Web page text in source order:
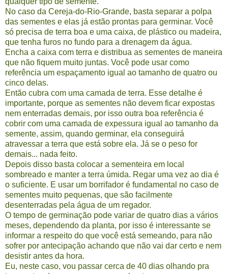
No caso da Cereja-do-Rio-Grande, basta separar a polpa
das sementes e elas já estão prontas para germinar. Você
só precisa de terra boa e uma caixa, de plástico ou madeira,
que tenha furos no fundo para a drenagem da água.
Encha a caixa com terra e distribua as sementes de maneira
que não fiquem muito juntas. Você pode usar como
referência um espaçamento igual ao tamanho de quatro ou
cinco delas.
Então cubra com uma camada de terra. Esse detalhe é
importante, porque as sementes não devem ficar expostas
nem enterradas demais, por isso outra boa referência é
cobrir com uma camada de expessura igual ao tamanho da
semente, assim, quando germinar, ela conseguirá
atravessar a terra que está sobre ela. Já se o peso for
demais... nada feito.
Depois disso basta colocar a sementeira em local
sombreado e manter a terra úmida. Regar uma vez ao dia é
o suficiente. E usar um borrifador é fundamental no caso de
sementes muito pequenas, que são facilmente
desenterradas pela água de um regador.
O tempo de germinação pode variar de quatro dias a vários
meses, dependendo da planta, por isso é interessante se
informar a respeito do que você está semeando, para não
sofrer por antecipação achando que não vai dar certo e nem
desistir antes da hora.
Eu, neste caso, vou passar cerca de 40 dias olhando pra